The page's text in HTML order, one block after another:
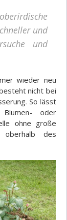
und
und
wieder neu
nicht bei
So lässt
oder
ohne große
des